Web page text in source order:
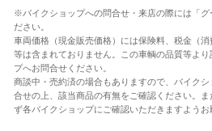
※バイクショップへの問合せ・来店の際には「グ
ださい。
車両価格（現金販売価格）には保険料、税金（
等は含まれておりません。この車輌の品質等よ
プへお問合せください。
商談中・売約済の場合もありますので、バイク
合せの上、該当商品の有無をご確認ください。
ず各バイクショップにご確認いただきますようお